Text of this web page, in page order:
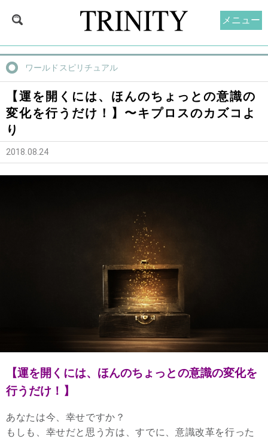
ワールドスピリチュアル
【運を開くには、ほんのちょっとの意識の
変化を行うだけ！】〜キプロスのカズコよ
り
2018.08.24
【運を開くには、ほんのちょっとの意識の変化を
行うだけ！】
あなたは今、幸せですか？
もしも、幸せだと思う方は、すでに、意識改革を行った
メニュー